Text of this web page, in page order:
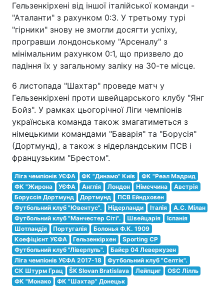
Гельзенкірхені від іншої італійської команди -
"Аталанти" з рахунком 0:3. У третьому турі
"гірники" знову не змогли досягти успіху,
програвши лондонському "Арсеналу" з
мінімальним рахунком 0:1, що призвело до
падіння їх у загальному заліку на 30-те місце.
6 листопада "Шахтар" проведе матч у
Гельзенкірхені проти швейцарського клубу "Янг
Бойз". У рамках цьогорічної Ліги чемпіонів
українська команда також змагатиметься з
німецькими командами "Баварія" та "Борусія"
(Дортмунд), а також з нідерландським ПСВ і
французьким "Брестом".
Ліга чемпіонів УЄФА ФК "Динамо" Київ
ФК "Реал Мадрид
ФК "Жирона
УЄФА Англія Лондон Німеччина
Австрія
Боруссія Дортмунд
Дортмунд
ПСВ Ейндховен
Футбольний клуб "Ювентус".
Нідерланди Італія
A.C. Мілан
Футбольний клуб "Манчестер Сіті".
Швейцарія
Іспанія
Шотландія
Португалія
Болонья Ф.К. 1909
Коефіцієнт УЄФА
Гельзенкірхен
Sporting CP
Футбольний клуб "Ліверпуль".
Байєр 04 Леверкузен
Ліга чемпіонів УЄФА 2017-18
Футбольний клуб "Селтік".
СК Штурм Грац
ŠK Slovan Bratislava Лейпциг
OSC Лілль
ФК "Монако
ФК "Шахтар" Донецьк